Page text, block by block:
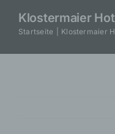
Klostermaier
Startseite Klostermaier